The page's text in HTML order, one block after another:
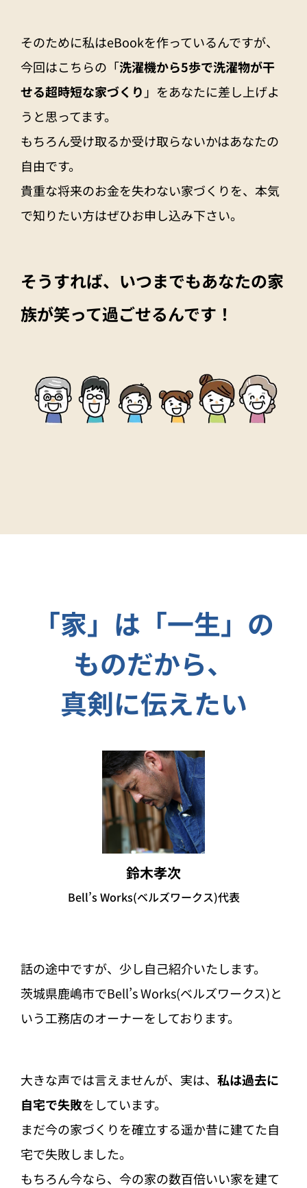
そのために私はeBookを作っているんですが、
今回はこちらの「洗濯機から5歩で洗濯物が干
せる超時短な家づくり 」をあなたに差し上げよ
うと思ってます。
もちろん受け取るか受け取らないかはあなたの
自由です。
貴重な将来のお金を失わない家づくりを、本気
で知りたい方はぜひお申し込み下さい。
そうすれば、いつまでもあなたの家
族が笑って過ごせるんです！
「家」は「一生」の
ものだから、
真剣に伝えたい
鈴木孝次
Bell’s Works(ベルズワークス)代表
話の途中ですが、少し自己紹介いたします。
茨城県鹿嶋市でBell’s Works(ベルズワークス)と
いう工務店のオーナーをしております。
大きな声では言えませんが、実は、 私は過去に
自宅で失敗をしています。
まだ今の家づくりを確立する遥か昔に建てた自
宅で失敗しました。
もちろん今なら、今の家の数百倍いい家を建て